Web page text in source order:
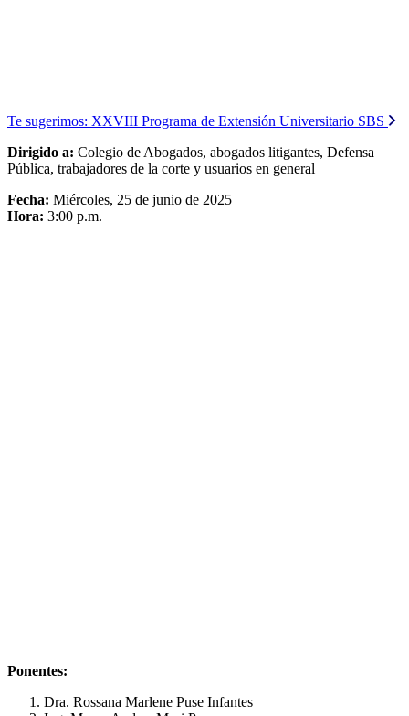
Te sugerimos: XXVIII Programa de Extensión Universitario SBS
Dirigido a: Colegio de Abogados, abogados litigantes, Defensa
Pública, trabajadores de la corte y usuarios en general
Fecha: Miércoles, 25 de junio de 2025
Hora: 3:00 p.m.
Ponentes:
Dra. Rossana Marlene Puse Infantes